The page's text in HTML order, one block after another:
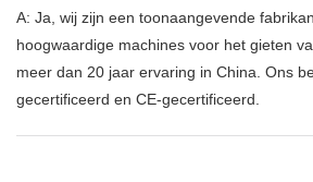
A: Ja, wij zijn een toonaangevende
hoogwaardige machines voor het gieten
meer dan 20 jaar ervaring in China. Ons
gecertificeerd en CE-gecertificeerd.